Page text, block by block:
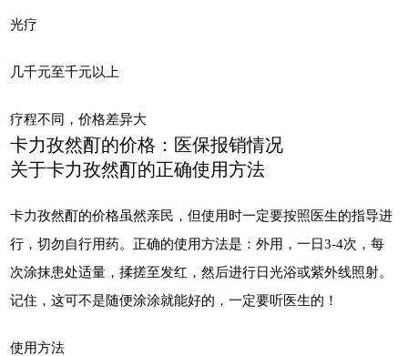
光疗
几千元至千元以上
疗程不同，价格差异大
卡力孜然酊的价格：医保报销情况
关于卡力孜然酊的正确使用方法
卡力孜然酊的价格虽然亲民，但使用时一定要按照医生的指导进
行，切勿自行用药。正确的使用方法是：外用，一日3-4次，每
次涂抹患处适量，揉搓至发红，然后进行日光浴或紫外线照射。
记住，这可不是随便涂涂就能好的，一定要听医生的！
使用方法